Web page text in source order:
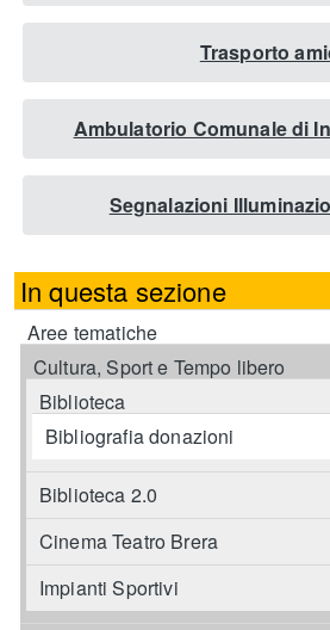
Trasporto
Ambulatorio Comunale di
Segnalazioni
In questa sezione
Aree tematiche
Cultura, Sport e Tempo libero
Biblioteca
Bibliografia donazioni
Biblioteca 2.0
Cinema Teatro Brera
Impianti Sportivi